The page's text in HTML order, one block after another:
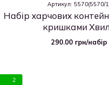
Артикул: 5570(5570/
Набір харчових
кришками
290.00 грн/набір
2